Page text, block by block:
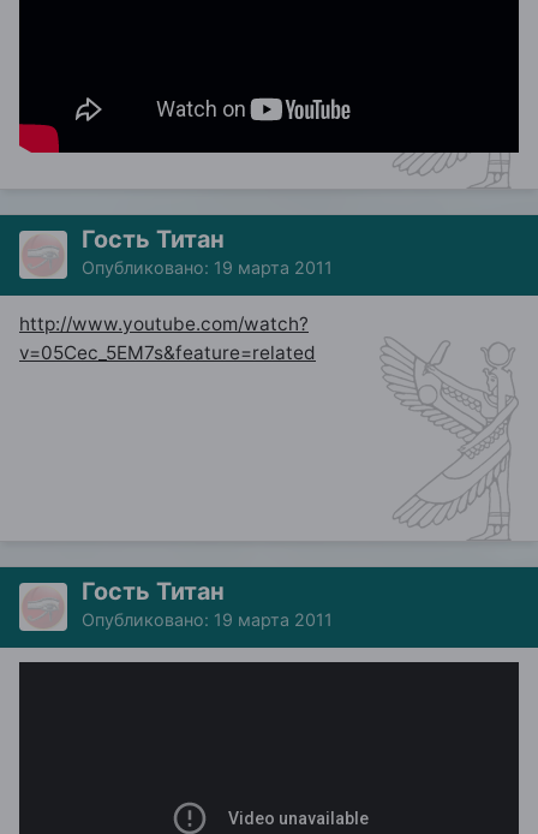
Гость Титан
Опубликовано: 19 марта 2011
http://www.youtube.com/watch?
v=05Cec_5EM7s&feature=related
Гость Титан
Опубликовано: 19 марта 2011